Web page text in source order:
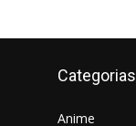
Categorias
Anime